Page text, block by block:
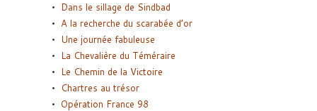
Dans le sillage de Sindbad
A la recherche du scarabée d’or
Une journée fabuleuse
La Chevalière du Téméraire
Le Chemin de la Victoire
Chartres au trésor
Opération France 98